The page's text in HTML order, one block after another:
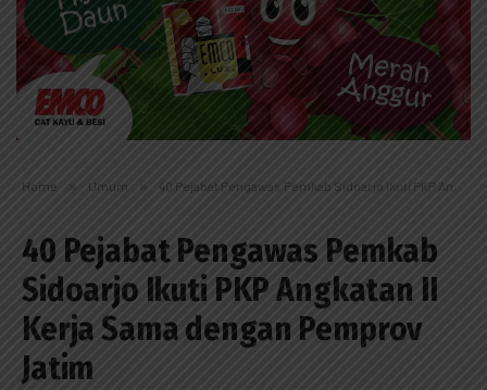
Home » Umum » 40 Pejabat Pengawas Pemkab Sidoarjo Ikuti PKP Angkatan II Kerja Sama dengan Pemprov Jatim
40 Pejabat Pengawas Pemkab
Sidoarjo Ikuti PKP Angkatan II
Kerja Sama dengan Pemprov
Jatim